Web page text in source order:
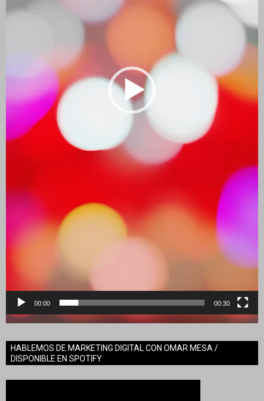
00:00 00:30
HABLEMOS DE MARKETING DIGITAL CON OMAR MESA /
DISPONIBLE EN SPOTIFY